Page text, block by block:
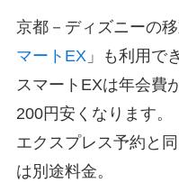
京都－ディズニーの
マートEX」も利用で
スマートEXは年会費
200円安くなります。
エクスプレス予約と
は別途料金。